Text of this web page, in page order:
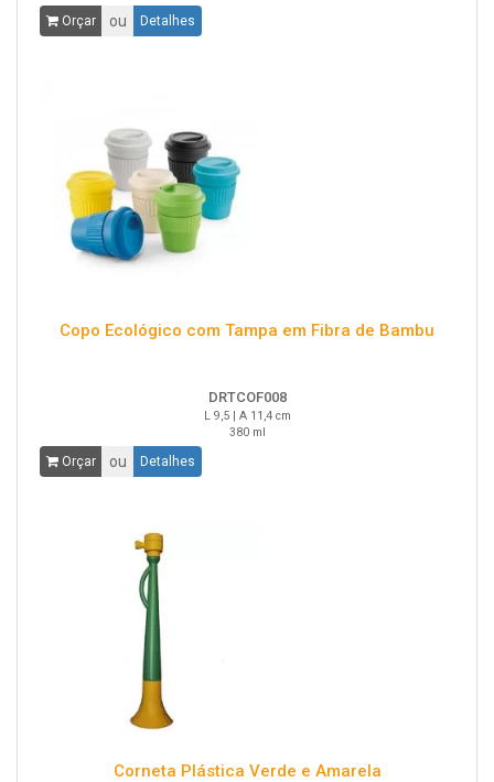
Orçar ou Detalhes
Copo Ecológico com Tampa em Fibra de Bambu
DRTCOF008
L 9,5 | A 11,4 cm
380 ml
Orçar ou Detalhes
Corneta Plástica Verde e Amarela